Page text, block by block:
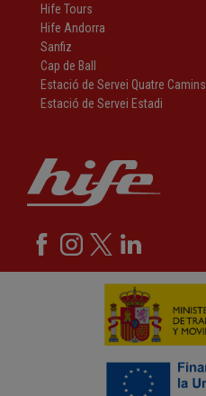
Hife Tours
Hife Andorra
Sanfiz
Cap de Ball
Estació de Servei Quatre Camins
Estació de Servei Estadi